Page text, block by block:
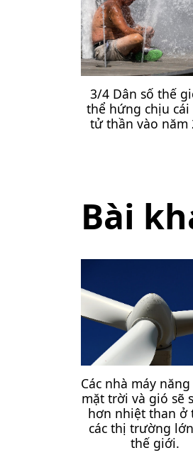
3/4 Dân số thế
thể hứng chịu cái
tử thần vào năm
Bài
Các nhà máy
mặt trời và gió sẽ
hơn nhiệt than ở
các thị trường
thế giới.